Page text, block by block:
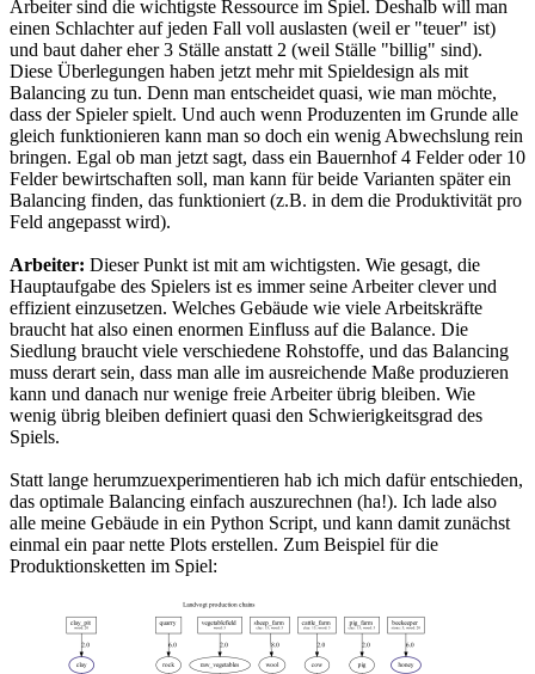
Arbeiter sind die wichtigste Ressource im Spiel. Deshalb will man
einen Schlachter auf jeden Fall voll auslasten (weil er "teuer" ist)
und baut daher eher 3 Ställe anstatt 2 (weil Ställe "billig" sind).
Diese Überlegungen haben jetzt mehr mit Spieldesign als mit
Balancing zu tun. Denn man entscheidet quasi, wie man möchte,
dass der Spieler spielt. Und auch wenn Produzenten im Grunde alle
gleich funktionieren kann man so doch ein wenig Abwechslung rein
bringen. Egal ob man jetzt sagt, dass ein Bauernhof 4 Felder oder 10
Felder bewirtschaften soll, man kann für beide Varianten später ein
Balancing finden, das funktioniert (z.B. in dem die Produktivität pro
Feld angepasst wird).
Arbeiter: Dieser Punkt ist mit am wichtigsten. Wie gesagt, die
Hauptaufgabe des Spielers ist es immer seine Arbeiter clever und
effizient einzusetzen. Welches Gebäude wie viele Arbeitskräfte
braucht hat also einen enormen Einfluss auf die Balance. Die
Siedlung braucht viele verschiedene Rohstoffe, und das Balancing
muss derart sein, dass man alle im ausreichende Maße produzieren
kann und danach nur wenige freie Arbeiter übrig bleiben. Wie
wenig übrig bleiben definiert quasi den Schwierigkeitsgrad des
Spiels.
Statt lange herumzuexperimentieren hab ich mich dafür entschieden,
das optimale Balancing einfach auszurechnen (ha!). Ich lade also
alle meine Gebäude in ein Python Script, und kann damit zunächst
einmal ein paar nette Plots erstellen. Zum Beispiel für die
Produktionsketten im Spiel: